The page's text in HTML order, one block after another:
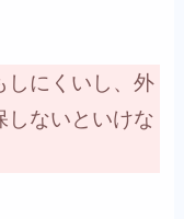
しにくいし、外
しないといけな